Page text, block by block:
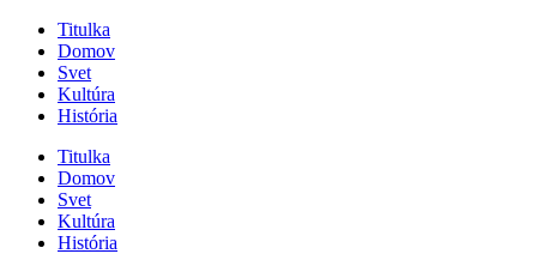
Titulka
Domov
Svet
Kultúra
História
Titulka
Domov
Svet
Kultúra
História